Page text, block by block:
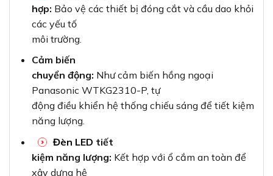
hợp: Bảo vệ các thiết bị đóng cắt và cầu dao khỏi
các yếu tố
môi trường.
Cảm biến
chuyển động: Như cảm biến hồng ngoại
Panasonic WTKG2310-P, tự
động điều khiển hệ thống chiếu sáng để tiết kiệm
năng lượng.
Đèn LED tiết
kiệm năng lượng: Kết hợp với ổ cắm an toàn để
xây dựng hệ